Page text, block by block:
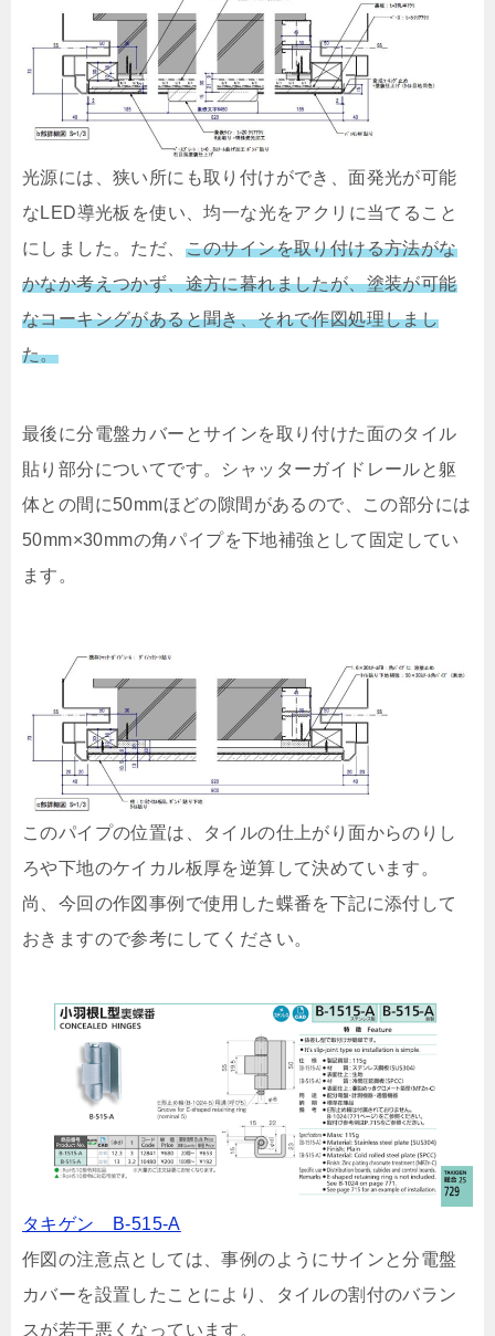
光源には、狭い所にも取り付けができ、面発光が可能
なLED導光板を使い、均一な光をアクリに当てること
にしました。ただ、 このサインを取り付ける方法がな
かなか考えつかず、途方に暮れましたが、塗装が可能
なコーキングがあると聞き、それで作図処理しまし
た。
最後に分電盤カバーとサインを取り付けた面のタイル
貼り部分についてです。シャッターガイドレールと躯
体との間に50mmほどの隙間があるので、この部分には
50mm×30mmの角パイプを下地補強として固定してい
ます。
このパイプの位置は、タイルの仕上がり面からのりし
ろや下地のケイカル板厚を逆算して決めています。
尚、今回の作図事例で使用した蝶番を下記に添付して
おきますので参考にしてください。
タキゲン B-515-A
作図の注意点としては、事例のようにサインと分電盤
カバーを設置したことにより、タイルの割付のバラン
スが若干悪くなっています。